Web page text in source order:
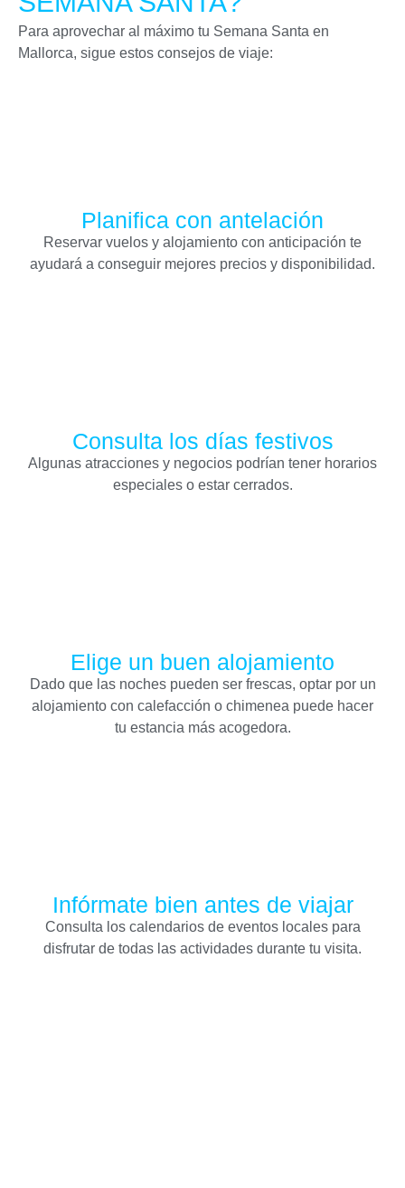
Para aprovechar al máximo tu Semana Santa en
Mallorca, sigue estos consejos de viaje:
Planifica con antelación
Reservar vuelos y alojamiento con anticipación te
ayudará a conseguir mejores precios y disponibilidad.
Consulta los días festivos
Algunas atracciones y negocios podrían tener horarios
especiales o estar cerrados.
Elige un buen alojamiento
Dado que las noches pueden ser frescas, optar por un
alojamiento con calefacción o chimenea puede hacer
tu estancia más acogedora.
Infórmate bien antes de viajar
Consulta los calendarios de eventos locales para
disfrutar de todas las actividades durante tu visita.